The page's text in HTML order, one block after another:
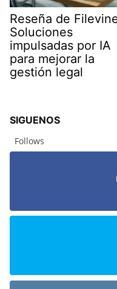
Reseña de
Soluciones
impulsadas por IA
para mejorar la
gestión legal
SIGUENOS
Follows